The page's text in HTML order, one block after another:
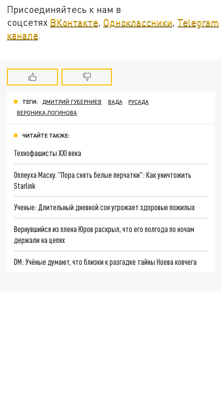
Присоединяйтесь к нам в
соцсетях ВКонтакте Одноклассники Telegram
канале
ТЕГИ: ДМИТРИЙ ГУБЕРНИЕВ ВАДА
РУСАДА
ВЕРОНИКА ЛОГИНОВА
ЧИТАЙТЕ ТАКЖЕ:
Технофашисты XXI века
Оплеуха Маску. "Пора снять белые перчатки": Как уничтожить
Starlink
Ученые: Длительный дневной сон угрожает здоровью пожилых
Вернувшийся из плена Юров раскрыл, что его полгода по ночам
держали на цепях
DM: Учёные думают, что близки к разгадке тайны Ноева ковчега